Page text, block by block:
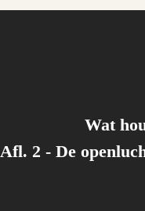
Wat
Afl. 2 - De